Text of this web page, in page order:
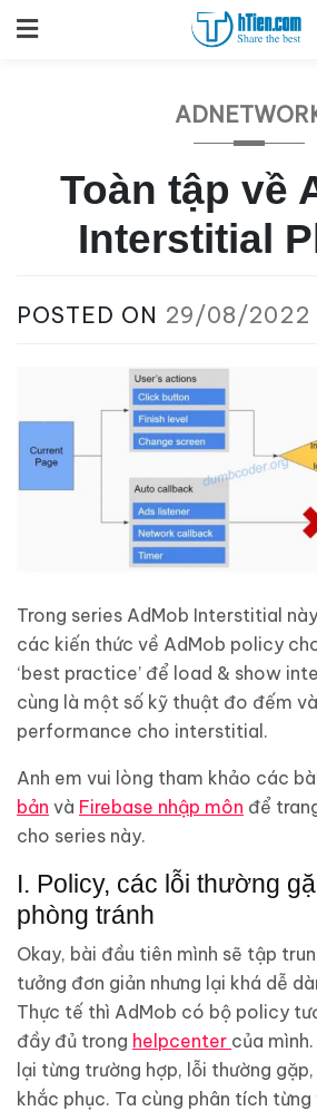
to
Toàn tập về
Interstitial
POSTED ON 29/08/2022
Trong series AdMob Interstitial
các kiến thức về AdMob policy
‘best practice’ để load & show
cùng là một số kỹ thuật đo đếm
performance cho interstitial.
Anh em vui lòng tham khảo các
bản và Firebase nhập môn để
cho series này.
I. Policy, các lỗi thường
phòng tránh
Okay, bài đầu tiên mình sẽ tập
tưởng đơn giản nhưng lại khá dễ
Thực tế thì AdMob có bộ policy
đầy đủ trong helpcenter của
lại từng trường hợp, lỗi thường
khắc phục. Ta cùng phân tích